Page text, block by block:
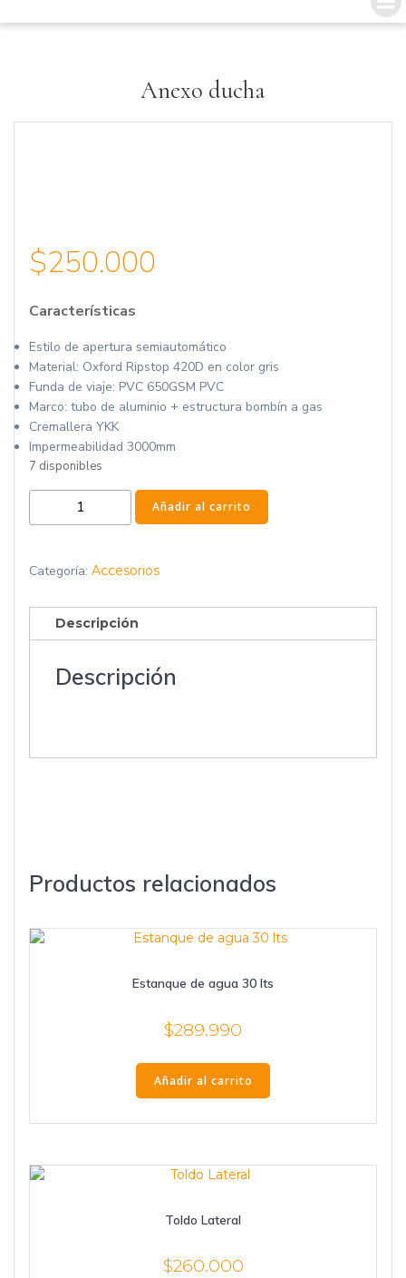
al
Anexo ducha
$250.000
Características
Estilo de apertura semiautomático
Material: Oxford Ripstop 420D en color gris
Funda de viaje: PVC 650GSM PVC
Marco: tubo de aluminio + estructura bombín a gas
Cremallera YKK
Impermeabilidad 3000mm
7 disponibles
ducha
Añadir al carrito
Categoría: Accesorios
Descripción
Descripción
Productos relacionados
Estanque de agua 30 lts
$289.990
Añadir al carrito
Toldo Lateral
$260.000